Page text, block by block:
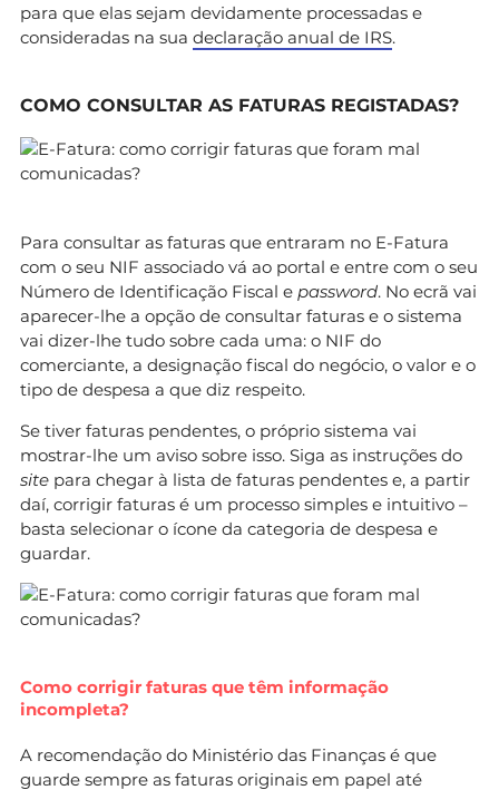
para que elas sejam devidamente processadas e
consideradas na sua declaração anual de IRS.
COMO CONSULTAR AS FATURAS REGISTADAS?
Para consultar as faturas que entraram no E-Fatura
com o seu NIF associado vá ao portal e entre com o seu
Número de Identificação Fiscal e password. No ecrã vai
aparecer-lhe a opção de consultar faturas e o sistema
vai dizer-lhe tudo sobre cada uma: o NIF do
comerciante, a designação fiscal do negócio, o valor e o
tipo de despesa a que diz respeito.
Se tiver faturas pendentes, o próprio sistema vai
mostrar-lhe um aviso sobre isso. Siga as instruções do
site para chegar à lista de faturas pendentes e, a partir
daí, corrigir faturas é um processo simples e intuitivo –
basta selecionar o ícone da categoria de despesa e
guardar.
Como corrigir faturas que têm informação
incompleta?
A recomendação do Ministério das Finanças é que
guarde sempre as faturas originais em papel até